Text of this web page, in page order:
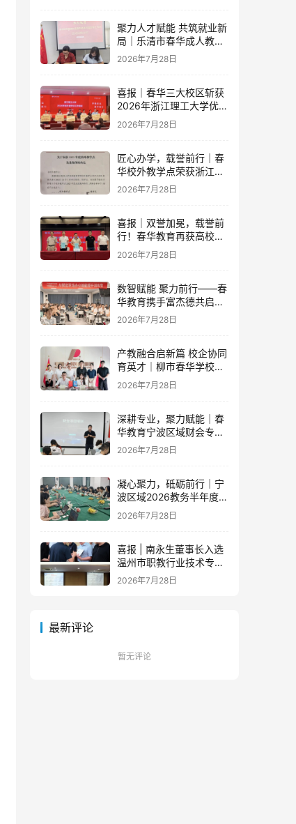
聚力人才赋能 共筑就业新
局｜乐清市春华成人教育
学校与省级示范零工市场
2026年7月28日
喜报｜春华三大校区斩获
2026年浙江理工大学优秀
教学点荣誉
2026年7月28日
匠心办学，载誉前行｜春
华校外教学点荣获浙江财
经大学2025年度多项荣誉
2026年7月28日
喜报｜双誉加冕，载誉前
行！春华教育再获高校官
方重磅认可
2026年7月28日
数智赋能 聚力前行——春
华教育携手富杰德共启AI
办公内训新篇章
2026年7月28日
产教融合启新篇 校企协同
育英才｜柳市春华学校与
人民电器集团成功签订战
略合作协议
2026年7月28日
深耕专业，聚力赋能｜春
华教育宁波区域财会专项
落地培训即将开启！
2026年7月28日
凝心聚力，砥砺前行｜宁
波区域2026教务半年度工
作会议圆满落幕，学管团
队蓄力新征程
2026年7月28日
喜报 | 南永生董事长入选
温州市职教行业技术专家
库！
2026年7月28日
最新评论
暂无评论